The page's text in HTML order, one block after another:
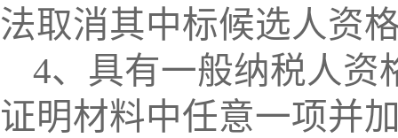
法取消其中标候选人资
4、具有一般纳税人资
证明材料中任意一项并